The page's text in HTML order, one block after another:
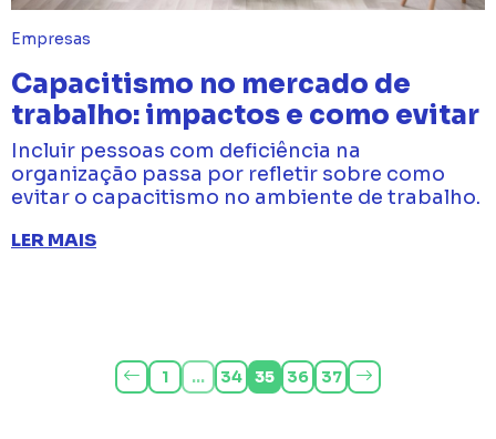
Empresas
Capacitismo no mercado de
trabalho: impactos e como evitar
Incluir pessoas com deficiência na
organização passa por refletir sobre como
evitar o capacitismo no ambiente de trabalho.
LER MAIS
1 … 34 35 36 37